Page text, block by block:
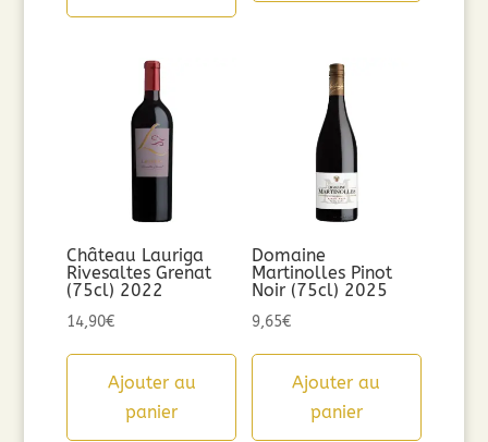
Château Lauriga
Rivesaltes Grenat
(75cl) 2022
14,90€
Ajouter au
panier
Domaine
Martinolles Pinot
Noir (75cl) 2025
9,65€
Ajouter au
panier